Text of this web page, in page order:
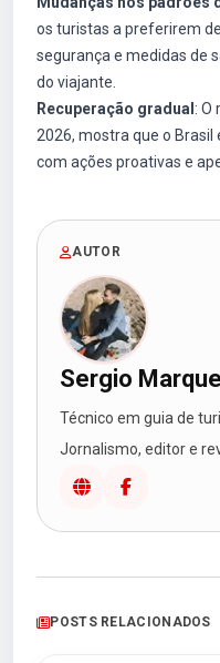
os turistas a preferirem
segurança e medidas de
do viajante.
Recuperação gradual : O
2026, mostra que o
com ações proativas e
AUTOR
Sergio
Técnico em guia de
Jornalismo, editor e
POSTS RELACIONADOS